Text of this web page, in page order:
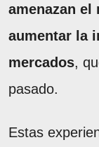
amenazan
aumentar la
mercados,
pasado.
Estas